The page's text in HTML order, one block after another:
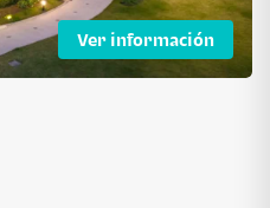
Ver información